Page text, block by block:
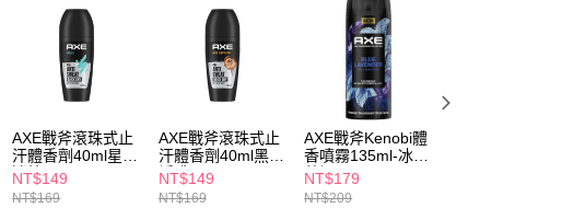
【「AFTEE先享後付」結帳流程】
１．於結帳方式選擇「AFTEE先享後付」後，將跳轉至「AFTEE先享後
付」結帳頁面，進行簡訊認證並確認金額後，即可完成結帳。
２．訂單成立數日內，您將收到繳費通知簡訊。
３．收到繳費通知簡訊後14天內，點擊此簡訊中的連結，可透過四大超商
／ATM／網路銀行／等多元方式進行付款，方視為交易完成。
※ 請注意：結帳手續完成當下不需立刻繳費，但若您需要取消訂單，請聯
絡購買商品的店家。未經商家同意取消之訂單仍視為有效，需透過AFTEE
先享後付繳納相關費用。
※ 交易是否成功請以「AFTEE先享後付 」之結帳頁面顯示為準，若有關於
全家取貨付款
每筆NT$65，滿NT$390(含以上)免運費
付款後全家取貨
萊爾富取貨付款
每筆NT$65，滿NT$490(含以上)免運費
AXE戰斧滾珠式止
汗體香劑40ml星際
迷情
NT$149
NT$169
AXE戰斧滾珠式止
汗體香劑40ml黑街
誘惑
NT$149
NT$169
AXE戰斧Kenobi體
香噴霧135ml-冰冽
藍調
NT$179
NT$209